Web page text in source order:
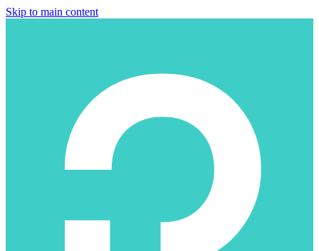
Skip to main content